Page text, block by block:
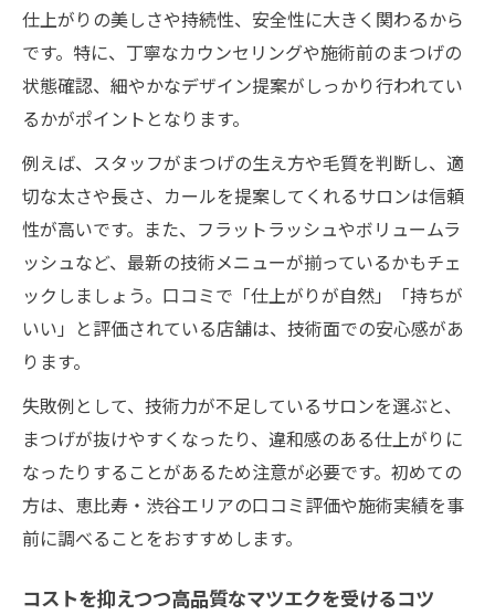
仕上がりの美しさや持続性、安全性に大きく関わるから
です。特に、丁寧なカウンセリングや施術前のまつげの
状態確認、細やかなデザイン提案がしっかり行われてい
るかがポイントとなります。
例えば、スタッフがまつげの生え方や毛質を判断し、適
切な太さや長さ、カールを提案してくれるサロンは信頼
性が高いです。また、フラットラッシュやボリュームラ
ッシュなど、最新の技術メニューが揃っているかもチェ
ックしましょう。口コミで「仕上がりが自然」「持ちが
いい」と評価されている店舗は、技術面での安心感があ
ります。
失敗例として、技術力が不足しているサロンを選ぶと、
まつげが抜けやすくなったり、違和感のある仕上がりに
なったりすることがあるため注意が必要です。初めての
方は、恵比寿・渋谷エリアの口コミ評価や施術実績を事
前に調べることをおすすめします。
コストを抑えつつ高品質なマツエクを受けるコツ